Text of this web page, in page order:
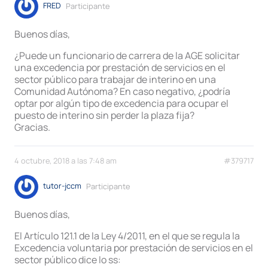
FRED Participante
Buenos días,
¿Puede un funcionario de carrera de la AGE solicitar
una excedencia por prestación de servicios en el
sector público para trabajar de interino en una
Comunidad Autónoma? En caso negativo, ¿podría
optar por algún tipo de excedencia para ocupar el
puesto de interino sin perder la plaza fija?
Gracias.
4 octubre, 2018 a las 7:48 am #379717
tutor-jccm Participante
Buenos días,
El Artículo 121.1 de la Ley 4/2011, en el que se regula la
Excedencia voluntaria por prestación de servicios en el
sector público dice lo ss: